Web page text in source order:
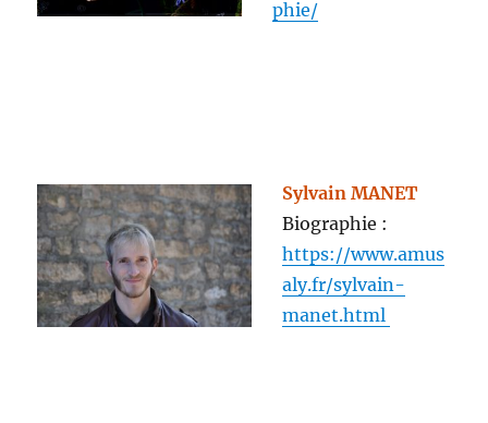
phie/
Sylvain MANET
Biographie :
https://www.amus
aly.fr/sylvain-
manet.html